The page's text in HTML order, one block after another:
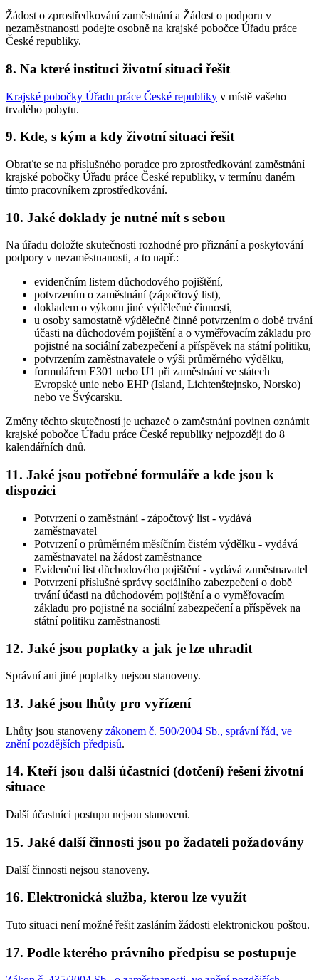
Žádost o zprostředkování zaměstnání a Žádost o podporu v
nezaměstnanosti podejte osobně na krajské pobočce Úřadu práce
České republiky.
8. Na které instituci životní situaci řešit
Krajské pobočky Úřadu práce České republiky v místě vašeho
trvalého pobytu.
9. Kde, s kým a kdy životní situaci řešit
Obraťte se na příslušného poradce pro zprostředkování zaměstnání
krajské pobočky Úřadu práce České republiky, v termínu daném
tímto pracovníkem zprostředkování.
10. Jaké doklady je nutné mít s sebou
Na úřadu doložte skutečnosti rozhodné pro přiznání a poskytování
podpory v nezaměstnanosti, a to např.:
evidenčním listem důchodového pojištění,
potvrzením o zaměstnání (zápočtový list),
dokladem o výkonu jiné výdělečné činnosti,
u osoby samostatně výdělečně činné potvrzením o době trvání
účasti na důchodovém pojištění a o vyměřovacím základu pro
pojistné na sociální zabezpečení a příspěvek na státní politiku,
potvrzením zaměstnavatele o výši průměrného výdělku,
formulářem E301 nebo U1 při zaměstnání ve státech
Evropské unie nebo EHP (Island, Lichtenštejnsko, Norsko)
nebo ve Švýcarsku.
Změny těchto skutečností je uchazeč o zaměstnání povinen oznámit
krajské pobočce Úřadu práce České republiky nejpozději do 8
kalendářních dnů.
11. Jaké jsou potřebné formuláře a kde jsou k
dispozici
Potvrzení o zaměstnání - zápočtový list - vydává
zaměstnavatel
Potvrzení o průměrném měsíčním čistém výdělku - vydává
zaměstnavatel na žádost zaměstnance
Evidenční list důchodového pojištění - vydává zaměstnavatel
Potvrzení příslušné správy sociálního zabezpečení o době
trvání účasti na důchodovém pojištění a o vyměřovacím
základu pro pojistné na sociální zabezpečení a příspěvek na
státní politiku zaměstnanosti
12. Jaké jsou poplatky a jak je lze uhradit
Správní ani jiné poplatky nejsou stanoveny.
13. Jaké jsou lhůty pro vyřízení
Lhůty jsou stanoveny zákonem č. 500/2004 Sb., správní řád, ve
znění pozdějších předpisů.
14. Kteří jsou další účastníci (dotčení) řešení životní
situace
Další účastníci postupu nejsou stanoveni.
15. Jaké další činnosti jsou po žadateli požadovány
Další činnosti nejsou stanoveny.
16. Elektronická služba, kterou lze využít
Tuto situaci není možné řešit zasláním žádosti elektronickou poštou.
17. Podle kterého právního předpisu se postupuje